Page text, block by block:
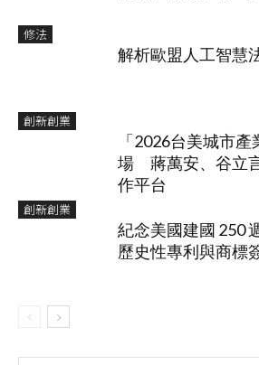
修法
解析歐盟人工智慧
創新創業
「2026台美城市
場 蔣萬安、谷立
作平台
創新創業
紀念美國建國 250
歷史性專利與商標